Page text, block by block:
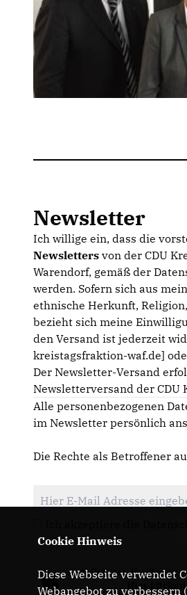
Newsletter
Ich willige ein, dass die
Newsletters von der CDU
Warendorf, gemäß der
werden. Sofern sich aus
ethnische Herkunft,
bezieht sich meine
den Versand ist jederzeit
kreistagsfraktion-waf.de]
Der Newsletter-Versand
Newsletterversand der CDU
Alle personenbezogenen
im Newsletter persönlich
Die Rechte als Betroffener
Anti-Roboter-
Hier klicken
Cookie Hinweis
Diese Webseite verwendet
Webangebot zu